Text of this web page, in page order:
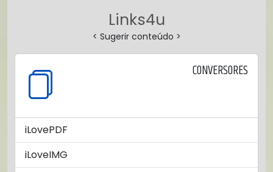
Links4u
< Sugerir conteúdo >
CONVERSORES
iLovePDF
iLoveIMG